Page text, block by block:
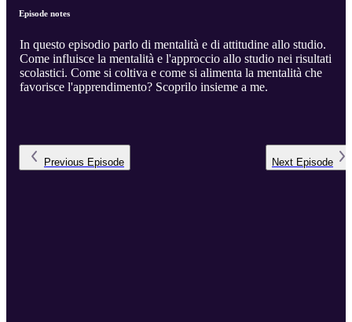
Episode notes
In questo episodio parlo di mentalità e di attitudine allo studio.
Come influisce la mentalità e l'approccio allo studio nei risultati
scolastici. Come si coltiva e come si alimenta la mentalità che
favorisce l'apprendimento? Scoprilo insieme a me.
Previous Episode Next Episode